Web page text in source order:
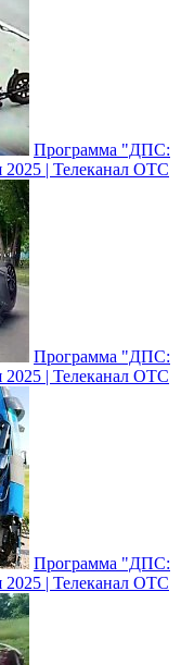
Программа "ДПС:
2025 | Телеканал ОТС
Программа "ДПС:
2025 | Телеканал ОТС
Программа "ДПС:
2025 | Телеканал ОТС